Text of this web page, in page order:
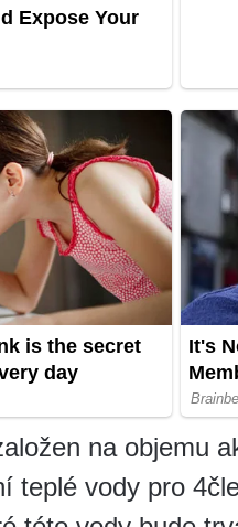
na objemu
teplé vody pro